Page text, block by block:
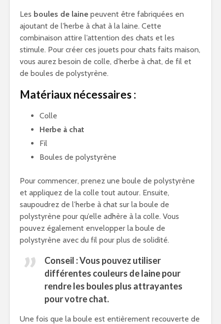
Les boules de laine peuvent être fabriquées en
ajoutant de l’herbe à chat à la laine. Cette
combinaison attire l’attention des chats et les
stimule. Pour créer ces jouets pour chats faits maison,
vous aurez besoin de colle, d’herbe à chat, de fil et
de boules de polystyrène.
Matériaux nécessaires :
Colle
Herbe à chat
Fil
Boules de polystyrène
Pour commencer, prenez une boule de polystyrène
et appliquez de la colle tout autour. Ensuite,
saupoudrez de l’herbe à chat sur la boule de
polystyrène pour qu’elle adhère à la colle. Vous
pouvez également envelopper la boule de
polystyrène avec du fil pour plus de solidité.
Conseil : Vous pouvez utiliser
différentes couleurs de laine pour
rendre les boules plus attrayantes
pour votre chat.
Une fois que la boule est entièrement recouverte de